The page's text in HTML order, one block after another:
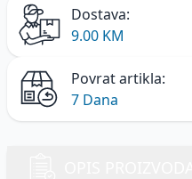
Dostava:
9.00 KM
Povrat artikla:
7 Dana